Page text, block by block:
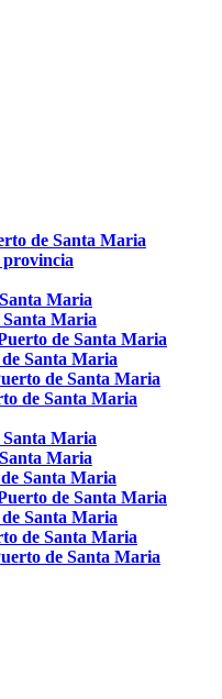
de Santa Maria
Maria
Maria
de Santa Maria
Santa Maria
de Santa Maria
de Santa Maria
Maria
Maria
Santa Maria
de Santa Maria
Santa Maria
de Santa Maria
de Santa Maria